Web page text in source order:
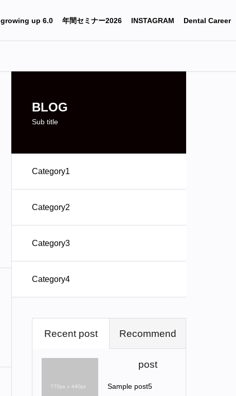
growing up 6.0 年間セミナー2026 INSTAGRAM Dental Career
BLOG
Sub title
Category1
Category2
Category3
Category4
Recent post Recommend
post
Sample post5